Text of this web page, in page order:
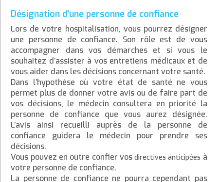
Désignation d’une personne de confiance
Lors de votre hospitalisation, vous pourrez désigner
une personne de confiance. Son rôle est de vous
accompagner dans vos démarches et si vous le
souhaitez d’assister à vos entretiens médicaux et de
vous aider dans les décisions concernant votre santé.
Dans l’hypothèse où votre état de santé ne vous
permet plus de donner votre avis ou de faire part de
vos décisions, le médecin consultera en priorité la
personne de confiance que vous aurez désignée.
L’avis ainsi recueilli auprès de la personne de
confiance guidera le médecin pour prendre ses
décisions.
Vous pouvez en outre confier vosdirectives anticipées à
votre personne de confiance.
La personne de confiance ne pourra cependant pas